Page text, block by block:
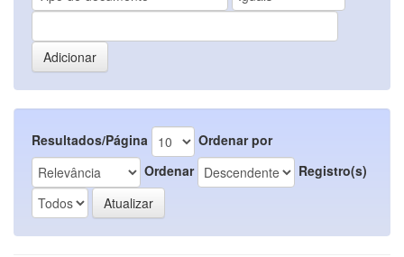
Resultados/Página
Ordenar por
Ordenar
Registro(s)